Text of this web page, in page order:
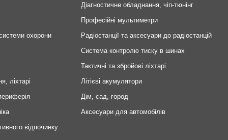
охорони
ліхтарі
відпочинку
Діагностичне обладнання, чіп-тюнінг
Професійні мультиметри
Радіостанції та аксесуари до радіостанцій
Система контролю тиску в шинах
Тактичні та збройові ліхтарі
Літієві акумулятори
Дім, сад, город
Аксесуари для автомобілів